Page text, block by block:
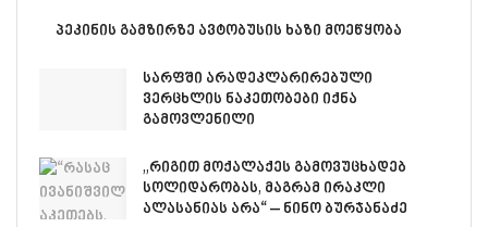
პეკინის გამზირზე ავტობუსის ხაზი მოეწყობა
სარფში არადეკლარირებული
ვერცხლის ნაკეთობები იქნა
გამოვლენილი
„რიგით მოქალაქეს გამოვუცხადებ
სოლიდარობას, მაგრამ ირაკლი
ალასანიას არა“ – ნინო ბურჯანაძე